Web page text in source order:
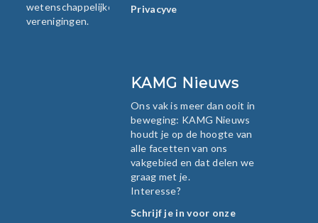
wetenschappelijke
verenigingen.
Privacyverklaring
KAMG Nieuws
Ons vak is meer dan ooit in
beweging: KAMG Nieuws
houdt je op de hoogte van
alle facetten van ons
vakgebied en dat delen we
graag met je.
Interesse?
Schrijf je in voor onze